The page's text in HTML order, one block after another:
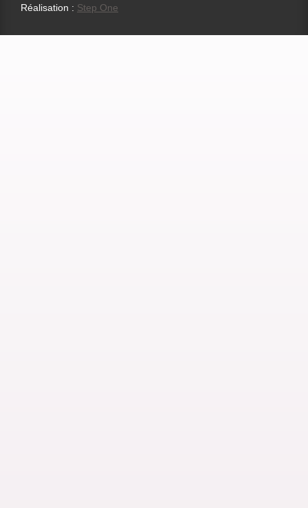
Réalisation : Step One